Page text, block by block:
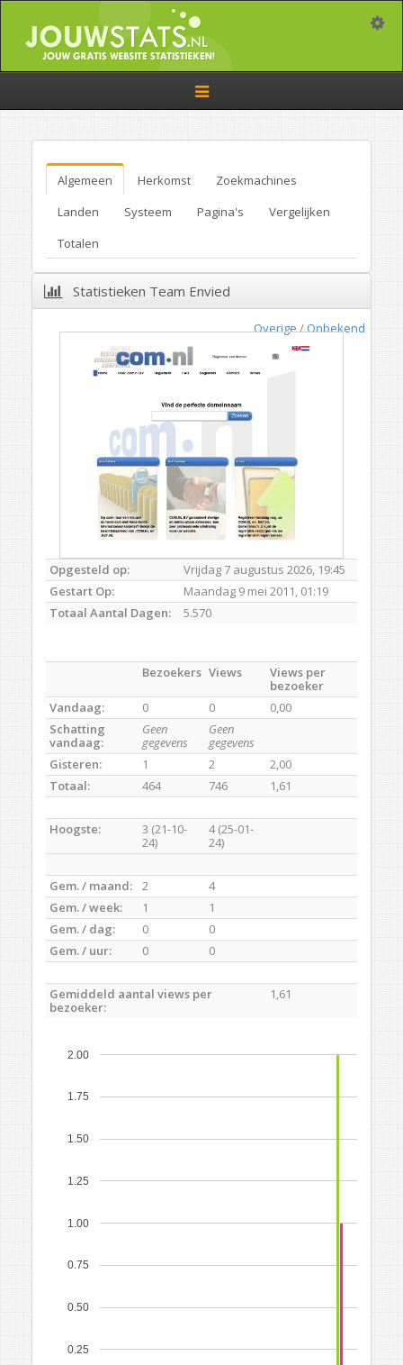
Toggle
navigation
Algemeen Herkomst
Zoekmachines
Landen
Systeem Pagina's
Vergelijken
Totalen
Statistieken Team Envied
Overige / Onbekend
Opgesteld op:
Vrijdag 7 augustus 2026, 19:45
Gestart Op:
Maandag 9 mei 2011, 01:19
Totaal Aantal Dagen:
5.570
Bezoekers Views
Views per
bezoeker
Vandaag:
0 0
0,00
Schatting
vandaag:
Geen
gegevens
Geen
gegevens
Gisteren:
1 2
2,00
Totaal:
464 746 1,61
Hoogste:
3 (21-10-
24)
4 (25-01-
24)
Gem. / maand: 2
4
Gem. / week:
1
1
Gem. / dag:
0
0
Gem. / uur:
0 0
Gemiddeld aantal views per
bezoeker:
1,61
0.25
0.50
0.75
1.00
1.25
1.50
1.75
2.00